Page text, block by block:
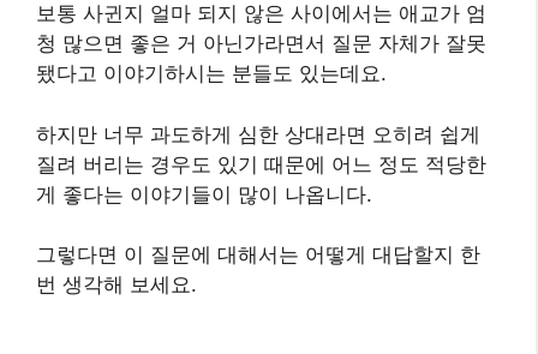
보통 사귄지 얼마 되지 않은 사이에서는 애교가 엄
청 많으면 좋은 거 아닌가라면서 질문 자체가 잘못
됐다고 이야기하시는 분들도 있는데요.
하지만 너무 과도하게 심한 상대라면 오히려 쉽게
질려 버리는 경우도 있기 때문에 어느 정도 적당한
게 좋다는 이야기들이 많이 나옵니다.
그렇다면 이 질문에 대해서는 어떻게 대답할지 한
번 생각해 보세요.